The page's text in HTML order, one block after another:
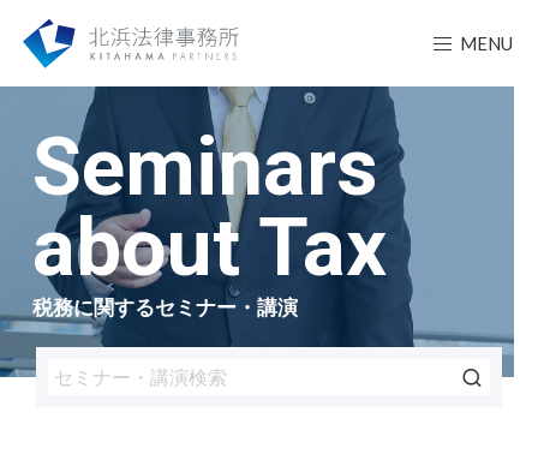
MENU
Seminars
about Tax
税務に関するセミナー・講演